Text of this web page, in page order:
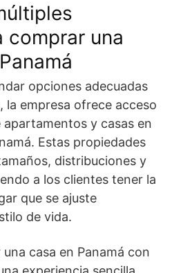
comprar una
opciones adecuadas
la empresa ofrece acceso
apartamentos y casas en
Estas propiedades
distribuciones y
a los clientes tener la
que se ajuste
de vida.
una casa en Panamá con